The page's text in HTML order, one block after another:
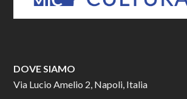
DOVE SIAMO
Via Lucio Amelio 2, Napoli, Italia